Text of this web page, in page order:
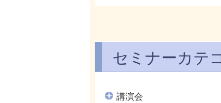
セミナーカテ
講演会